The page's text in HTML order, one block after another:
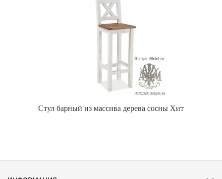
Стул барный из массива дерева сосны Хит